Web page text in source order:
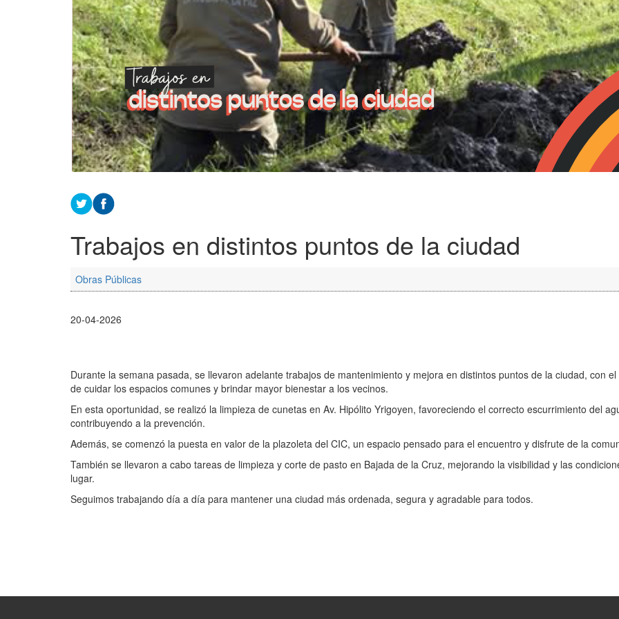
Trabajos en distintos puntos de la ciudad
Obras Públicas
20-04-2026
Durante la semana pasada, se llevaron adelante trabajos de mantenimiento y mejora en distintos puntos de la ciudad, con
de cuidar los espacios comunes y brindar mayor bienestar a los vecinos.
En esta oportunidad, se realizó la limpieza de cunetas en Av. Hipólito Yrigoyen, favoreciendo el correcto escurrimiento del
contribuyendo a la prevención.
Además, se comenzó la puesta en valor de la plazoleta del CIC, un espacio pensado para el encuentro y disfrute de la
También se llevaron a cabo tareas de limpieza y corte de pasto en Bajada de la Cruz, mejorando la visibilidad y las
lugar.
Seguimos trabajando día a día para mantener una ciudad más ordenada, segura y agradable para todos.